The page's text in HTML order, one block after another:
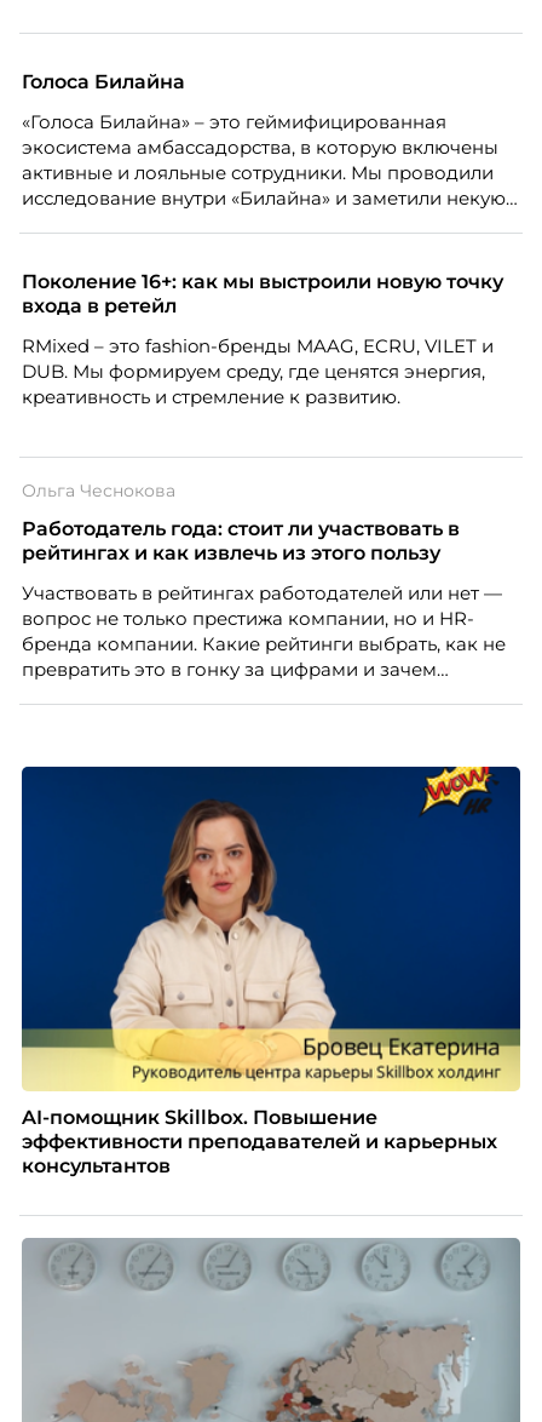
Голоса Билайна
«Голоса Билайна» – это геймифицированная
экосистема амбассадорства, в которую включены
активные и лояльные сотрудники. Мы проводили
исследование внутри «Билайна» и заметили некую
благодарности и публичного признания.
Поколение 16+: как мы выстроили новую точку
входа в ретейл
RMixed – это fashion-бренды MAAG, ECRU, VILET и
DUB. Мы формируем среду, где ценятся энергия,
креативность и стремление к развитию.
Ольга Чеснокова
Работодатель года: стоит ли участвовать в
рейтингах и как извлечь из этого пользу
Участвовать в рейтингах работодателей или нет —
вопрос не только престижа компании, но и HR-
бренда компании. Какие рейтинги выбрать, как не
превратить это в гонку за цифрами и зачем
AI-помощник Skillbox. Повышение
эффективности преподавателей и карьерных
консультантов